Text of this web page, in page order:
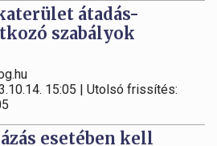
átadás-
szabályok
15:05 | Utolsó frissítés:
esetében kell